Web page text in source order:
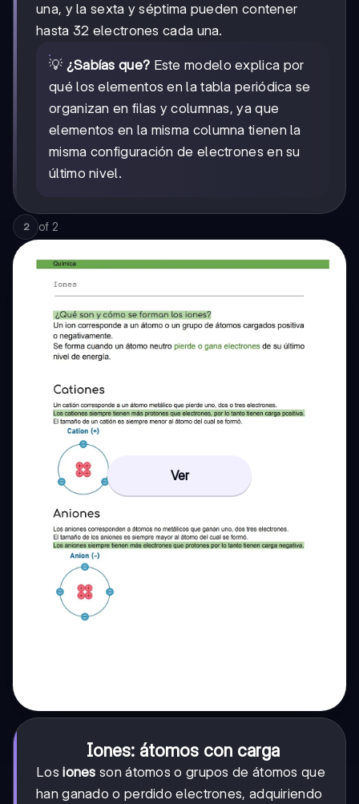
una, y la sexta y séptima pueden contener
hasta 32 electrones cada una.
💡 ¿Sabías que? Este modelo explica por
qué los elementos en la tabla periódica se
organizan en filas y columnas, ya que
elementos en la misma columna tienen la
misma configuración de electrones en su
último nivel.
2 of 2
Ver
Iones: átomos con carga
Losiones son átomos o grupos de átomos que
han ganado o perdido electrones, adquiriendo